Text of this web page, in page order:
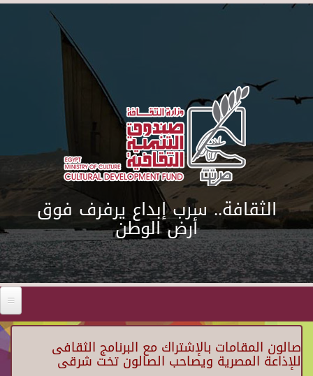
Skip to main content
الثقافة.. سرب إبداع يرفرف فوق
أرض الوطن
صالون المقامات بالإشتراك مع البرنامج الثقافى
للإذاعة المصرية ويصاحب الصالون تخت شرقى